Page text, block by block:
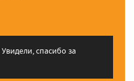
спасибо за